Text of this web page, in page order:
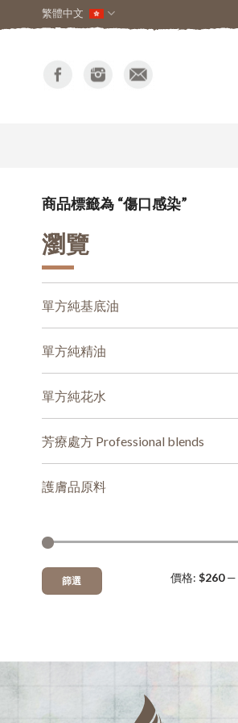
繁體中文
商品標籤為 “傷口感染”
瀏覽
單方純基底油
單方純精油
單方純花水
芳療處方 Professional blends
護膚品原料
篩選 價格: $260—